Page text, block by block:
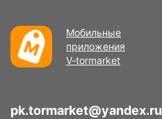
Мобильные
приложения
V-tormarket
pk.tormarket@yandex.ru